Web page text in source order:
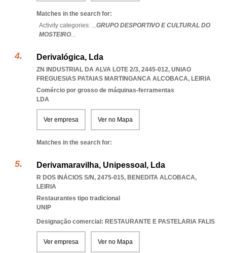
Matches in the search for:
Activity categories: ...GRUPO DESPORTIVO E CULTURAL DO
MOSTEIRO...
Derivalógica, Lda
ZN INDUSTRIAL DA ALVA LOTE 2/3, 2445-012, UNIAO
FREGUESIAS PATAIAS MARTINGANCA ALCOBACA, LEIRIA
Comércio por grosso de máquinas-ferramentas
LDA
Ver empresa Ver no Mapa
Matches in the search for:
Derivamaravilha, Unipessoal, Lda
R DOS INÁCIOS S/N, 2475-015, BENEDITA ALCOBACA,
LEIRIA
Restaurantes tipo tradicional
UNIP
Designação comercial: RESTAURANTE E PASTELARIA FALIS
Ver empresa Ver no Mapa